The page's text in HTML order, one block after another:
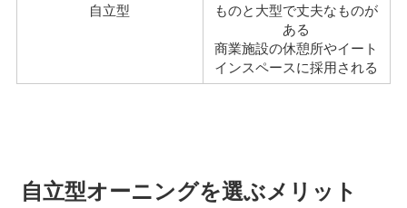
自立型
ものと大型で丈夫なものが
ある
商業施設の休憩所やイート
インスペースに採用される
自立型オーニングを選ぶメリット